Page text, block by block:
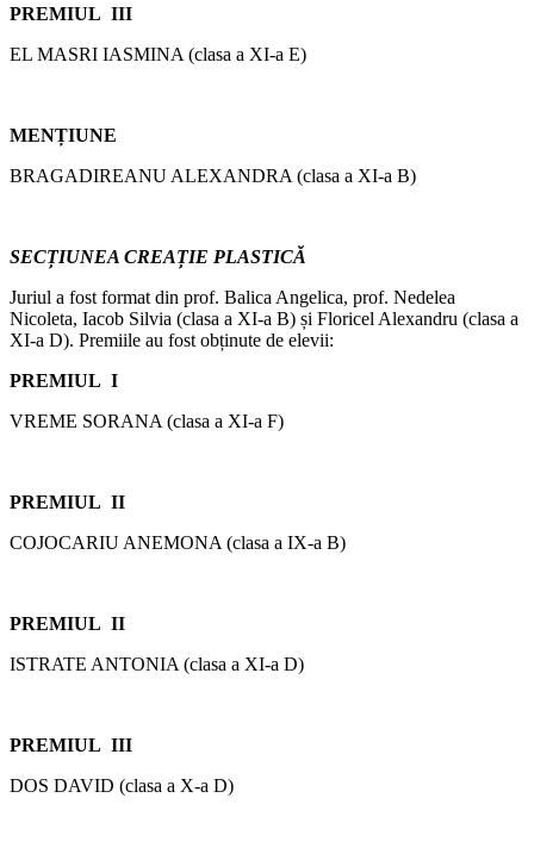
PREMIUL III
EL MASRI IASMINA (clasa a XI-a E)
MENȚIUNE
BRAGADIREANU ALEXANDRA (clasa a XI-a B)
SECȚIUNEA CREAȚIE PLASTICĂ
Juriul a fost format din prof. Balica Angelica, prof. Nedelea
Nicoleta, Iacob Silvia (clasa a XI-a B) și Floricel Alexandru (clasa a
XI-a D). Premiile au fost obținute de elevii:
PREMIUL I
VREME SORANA (clasa a XI-a F)
PREMIUL II
COJOCARIU ANEMONA (clasa a IX-a B)
PREMIUL II
ISTRATE ANTONIA (clasa a XI-a D)
PREMIUL III
DOS DAVID (clasa a X-a D)